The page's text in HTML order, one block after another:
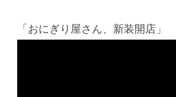
「おにぎり屋さん、新装開店」